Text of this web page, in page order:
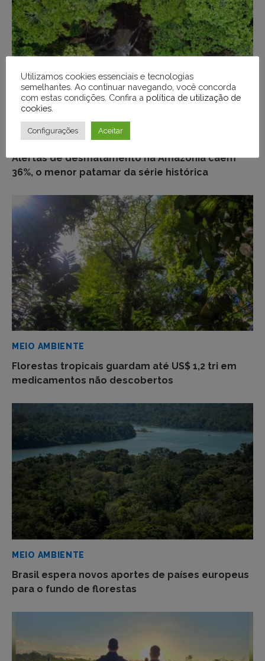
MEIO AMBIENTE
Alertas de desmatamento na Amazônia caem
36%, o menor patamar da série histórica
MEIO AMBIENTE
Florestas tropicais guardam até US$ 1,2 tri em
medicamentos não descobertos
MEIO AMBIENTE
Brasil espera novos aportes de países europeus
para o fundo de florestas
Utilizamos cookies essenciais e tecnologias
semelhantes. Ao continuar navegando, você concorda
com estas condições. Confira a política de utilização de
cookies
Configurações Aceitar